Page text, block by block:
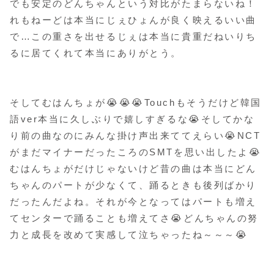
でも安定のどんちゃんという対比がたまらないね！
れもねーどは本当にじぇひょんが良く映えるいい曲
で…この重さを出せるじぇは本当に貴重だねいりち
るに居てくれて本当にありがとう。
そしてむはんちょが😭😭😭Touchもそうだけど韓国
語ver本当に久しぶりで嬉しすぎるな😭そしてかな
り前の曲なのにみんな掛け声出来ててえらい😭NCT
がまだマイナーだったころのSMTを思い出したよ😭
むはんちょがだけじゃないけど昔の曲は本当にどん
ちゃんのパートが少なくて、踊るときも後列ばかり
だったんだよね。それが今となってはパートも増え
てセンターで踊ることも増えてさ😭どんちゃんの努
力と成長を改めて実感して泣ちゃったね～～～😭